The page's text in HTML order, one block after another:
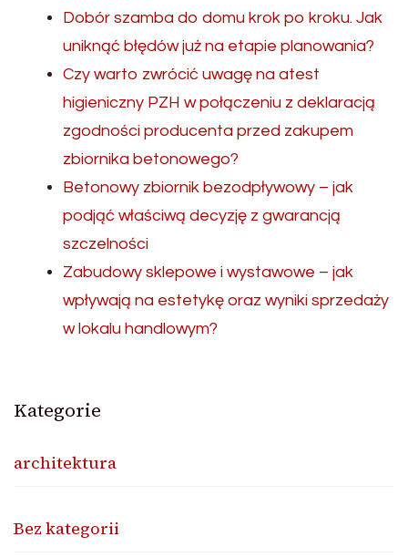
Dobór szamba do domu krok po kroku. Jak
uniknąć błędów już na etapie planowania?
Czy warto zwrócić uwagę na atest
higieniczny PZH w połączeniu z deklaracją
zgodności producenta przed zakupem
zbiornika betonowego?
Betonowy zbiornik bezodpływowy – jak
podjąć właściwą decyzję z gwarancją
szczelności
Zabudowy sklepowe i wystawowe – jak
wpływają na estetykę oraz wyniki sprzedaży
w lokalu handlowym?
Kategorie
architektura
Bez kategorii